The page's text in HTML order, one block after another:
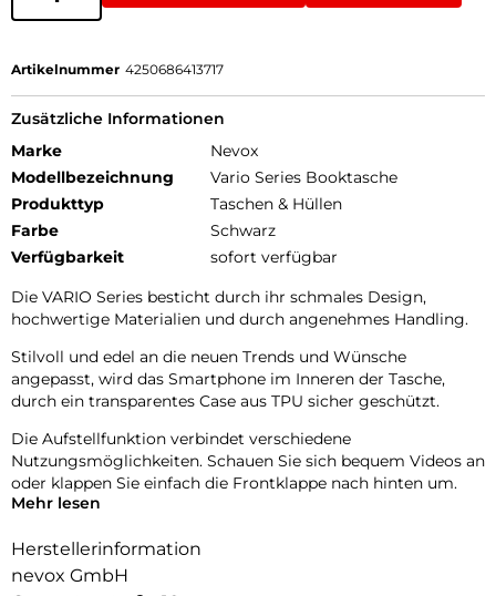
Artikelnummer 4250686413717
Zusätzliche Informationen
Marke
Nevox
Modellbezeichnung
Vario Series Booktasche
Produkttyp
Taschen & Hüllen
Farbe
Schwarz
Verfügbarkeit
sofort verfügbar
Die VARIO Series besticht durch ihr schmales Design,
hochwertige Materialien und durch angenehmes Handling.
Stilvoll und edel an die neuen Trends und Wünsche
angepasst, wird das Smartphone im Inneren der Tasche,
durch ein transparentes Case aus TPU sicher geschützt.
Die Aufstellfunktion verbindet verschiedene
Nutzungsmöglichkeiten. Schauen Sie sich bequem Videos an
oder klappen Sie einfach die Frontklappe nach hinten um.
Bedienung kinderleicht und die Schutzhülle öffnet sich nicht
ungewollt.
Mehr lesen
Herstellerinformation
nevox GmbH